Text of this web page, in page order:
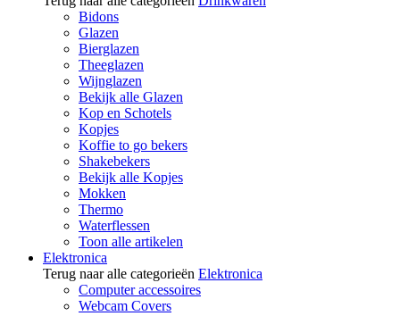
Bidons
Glazen
Bierglazen
Theeglazen
Wijnglazen
Bekijk alle Glazen
Kop en Schotels
Kopjes
Koffie to go bekers
Shakebekers
Bekijk alle Kopjes
Mokken
Thermo
Waterflessen
Toon alle artikelen
Elektronica
Terug naar alle categorieën Elektronica
Computer accessoires
Webcam Covers